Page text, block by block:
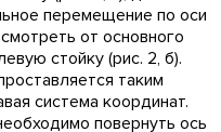
перемещение по оси
от основного
стойку (рис. 2, б).
таким
система координат.
повернуть ось